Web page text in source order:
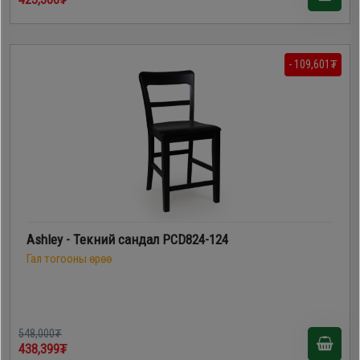
- 109,601₮
Ashley - Текний сандал PCD824-124
Гал тогооны өрөө
548,000₮
438,399₮